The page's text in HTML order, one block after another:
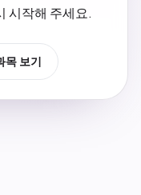
시작해 주세요.
목 보기